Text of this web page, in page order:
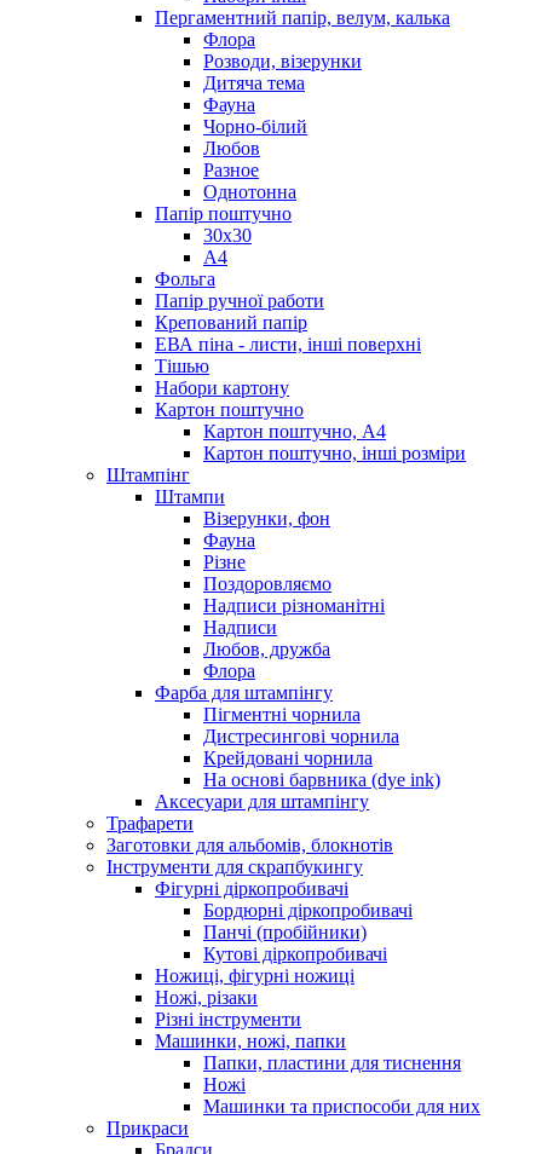
Пергаментний папір, велум, калька
Флора
Розводи, візерунки
Дитяча тема
Фауна
Чорно-білий
Любов
Разное
Однотонна
Папір поштучно
30х30
А4
Фольга
Папір ручної работи
Крепований папір
ЕВА піна - листи, інші поверхні
Тішью
Набори картону
Картон поштучно
Картон поштучно, А4
Картон поштучно, інші розміри
Штампінг
Штампи
Візерунки, фон
Фауна
Різне
Поздоровляємо
Надписи різноманітні
Надписи
Любов, дружба
Флора
Фарба для штампінгу
Пігментні чорнила
Дистресингові чорнила
Крейдовані чорнила
На основі барвника (dye ink)
Аксесуари для штампінгу
Трафарети
Заготовки для альбомів, блокнотів
Інструменти для скрапбукингу
Фігурні діркопробивачі
Бордюрні діркопробивачі
Панчі (пробійники)
Кутові діркопробивачі
Ножиці, фігурні ножиці
Ножі, різаки
Різні інструменти
Машинки, ножі, папки
Папки, пластини для тиснення
Ножі
Машинки та приспособи для них
Прикраси
Брадси